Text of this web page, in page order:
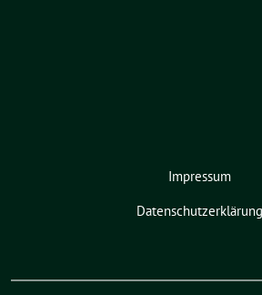
Impressum
Datenschutzerklärung